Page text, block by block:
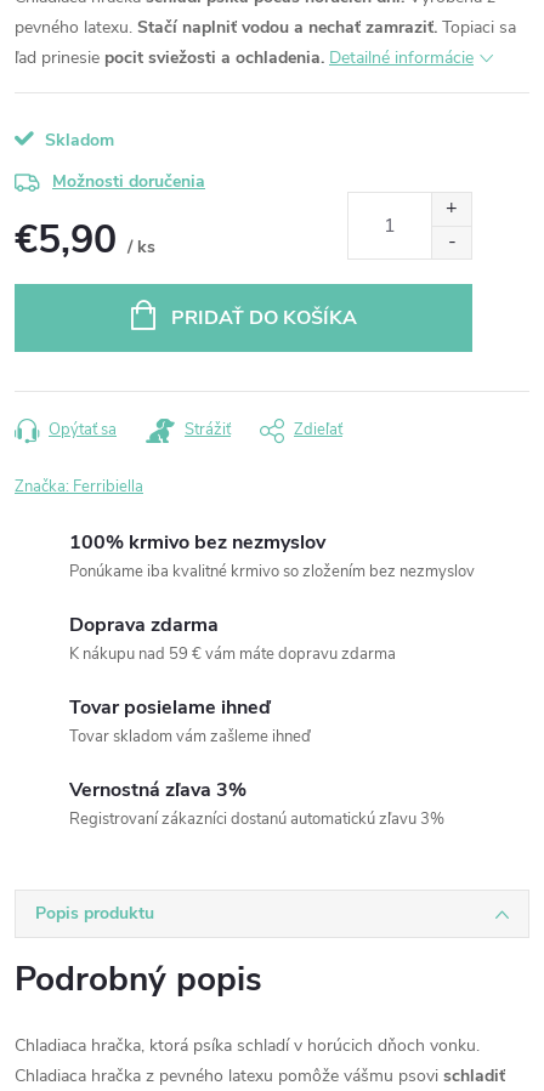
pevného latexu. Stačí naplniť vodou a nechať zamraziť. Topiaci sa
ľad prinesie pocit sviežosti a ochladenia. Detailné informácie
Skladom
Možnosti doručenia
€5,90 / ks
PRIDAŤ DO KOŠÍKA
Opýtať sa Strážiť Zdieľať
Značka: Ferribiella
100% krmivo bez nezmyslov
Ponúkame iba kvalitné krmivo so zložením bez nezmyslov
Doprava zdarma
K nákupu nad 59 € vám máte dopravu zdarma
Tovar posielame ihneď
Tovar skladom vám zašleme ihneď
Vernostná zľava 3%
Registrovaní zákazníci dostanú automatickú zľavu 3%
Popis produktu
Podrobný popis
Chladiaca hračka, ktorá psíka schladí v horúcich dňoch vonku.
Chladiaca hračka z pevného latexu pomôže vášmu psovi schladiť